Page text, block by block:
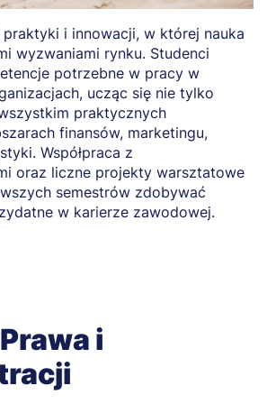
i innowacji, w której nauka
wyzwaniami rynku. Studenci
potrzebne w pracy w
ucząc się nie tylko
praktycznych
finansów, marketingu,
Współpraca z
oraz liczne projekty warsztatowe
semestrów zdobywać
w karierze zawodowej.
i